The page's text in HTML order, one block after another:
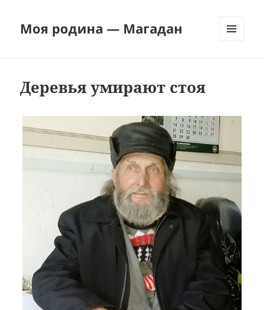
Моя родина — Магадан
Деревья умирают стоя